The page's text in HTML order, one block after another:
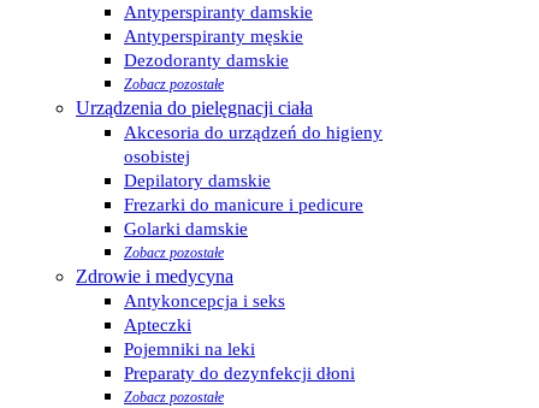
Antyperspiranty damskie
Antyperspiranty męskie
Dezodoranty damskie
Zobacz pozostałe
Urządzenia do pielęgnacji ciała
Akcesoria do urządzeń do higieny
osobistej
Depilatory damskie
Frezarki do manicure i pedicure
Golarki damskie
Zobacz pozostałe
Zdrowie i medycyna
Antykoncepcja i seks
Apteczki
Pojemniki na leki
Preparaty do dezynfekcji dłoni
Zobacz pozostałe